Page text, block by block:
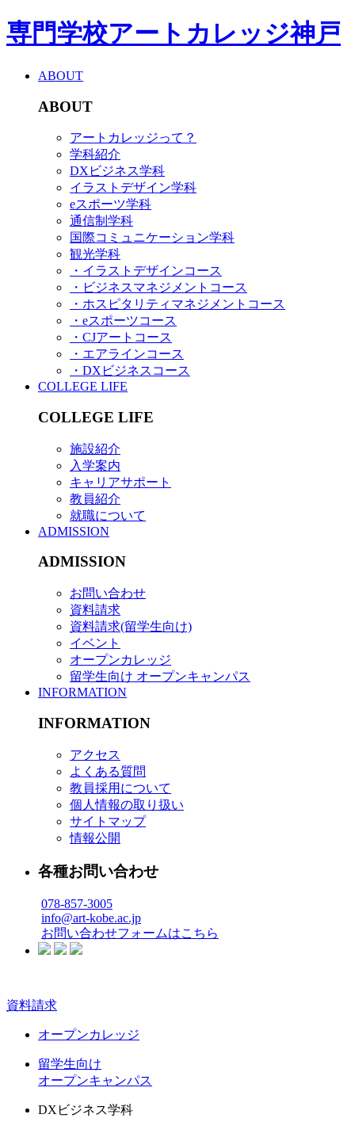
専門学校アートカレッジ神戸
ABOUT
ABOUT
アートカレッジって？
学科紹介
DXビジネス学科
イラストデザイン学科
eスポーツ学科
通信制学科
国際コミュニケーション学科
観光学科
・イラストデザインコース
・ビジネスマネジメントコース
・ホスピタリティマネジメントコース
・eスポーツコース
・CJアートコース
・エアラインコース
・DXビジネスコース
COLLEGE LIFE
COLLEGE LIFE
施設紹介
入学案内
キャリアサポート
教員紹介
就職について
ADMISSION
ADMISSION
お問い合わせ
資料請求
資料請求(留学生向け)
イベント
オープンカレッジ
留学生向け オープンキャンパス
INFORMATION
INFORMATION
アクセス
よくある質問
教員採用について
個人情報の取り扱い
サイトマップ
情報公開
各種お問い合わせ
078-857-3005
info@art-kobe.ac.jp
お問い合わせフォームはこちら
資料請求
オープンカレッジ
留学生向け
オープンキャンパス
DXビジネス学科